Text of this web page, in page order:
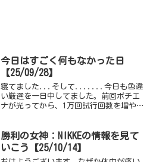
今日はすごく何もなかった日
【25/09/28】
寝てました...そして.......今日も色違
い厳選を一日中してました。前回ポチエ
ナが光ってから、1万回試行回数を増やし
いしかった。ドクターペッパーとかと同
じ系統だね...
勝利の女神：NIKKEの情報を見て
いこう【25/10/14】